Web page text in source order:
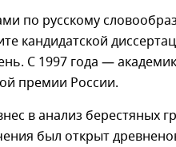
по русскому
кандидатской
С 1997 года —
премии России.
в анализ берестяных
был открыт